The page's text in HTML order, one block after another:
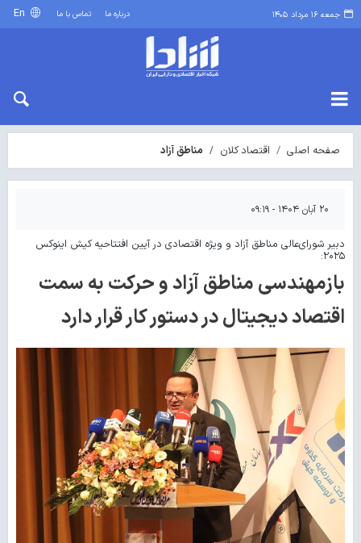
جمعه ۱۶ مرداد ۱۴۰۵ درباره ما تماس با ما
صفحه اصلی اقتصاد کلان مناطق آزاد
۲۰ آبان ۱۴۰۴ - ۰۹:۱۹
دبیر شورای‌عالی مناطق آزاد و ویژه اقتصادی در آیین افتتاحیه کیش اینوکس
۲۰۲۵:
بازمهندسی مناطق آزاد و حرکت به سمت
اقتصاد دیجیتال در دستور کار قرار دارد